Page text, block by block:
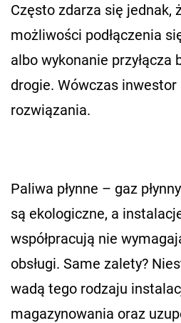
Często zdarza się jednak,
możliwości podłączenia
albo wykonanie przyłącza
drogie. Wówczas
rozwiązania.
Paliwa płynne – gaz
są ekologiczne, a
współpracują nie
obsługi. Same zalety?
wadą tego rodzaju
magazynowania oraz